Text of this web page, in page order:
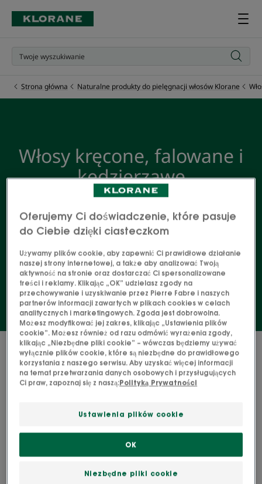
Strona główna Naturalne produkty do pielęgnacji włosów Klorane
Włosy kręcone, falowane i
kędzierzawe
pielęgnacja, która odżywi i wzmocni włókno włosa.
Poznaj nasze produkty do pielęgnacji włosów z
Organicznym Mango i Cupuaçu do włosów
kręconych, kędzierzawych i falowanych.
1 wynik "Włosy kręcone, falowane i
kędzierzawe"
Szampon
mango
Oferujemy Ci doświadczenie, które pasuje
do Ciebie dzięki ciasteczkom
Używamy plików cookie, aby zapewnić Ci prawidłowe działanie
naszej strony internetowej, a także aby analizować Twoją
aktywność na stronie oraz dostarczać Ci spersonalizowane
treści i reklamy. Klikając „OK” udzielasz zgody na
przechowywanie i uzyskiwanie przez Pierre Fabre i naszych
partnerów informacji zawartych w plikach cookies w celach
analitycznych i marketingowych. Zgoda jest dobrowolna.
Możesz modyfikować jej zakres, klikając „Ustawienia plików
cookie”. Możesz również od razu odmówić wyrażenia zgody,
klikając „Niezbędne pliki cookie” – wówczas będziemy używać
wyłącznie plików cookie, które są niezbędne do prawidłowego
korzystania z naszego serwisu. Aby uzyskać więcej informacji
na temat przetwarzania danych osobowych i przysługujących
Ci praw, zapoznaj się z naszą:Polityką Prywatności
Ustawienia plików cookie
Niezbędne pliki cookie
OK